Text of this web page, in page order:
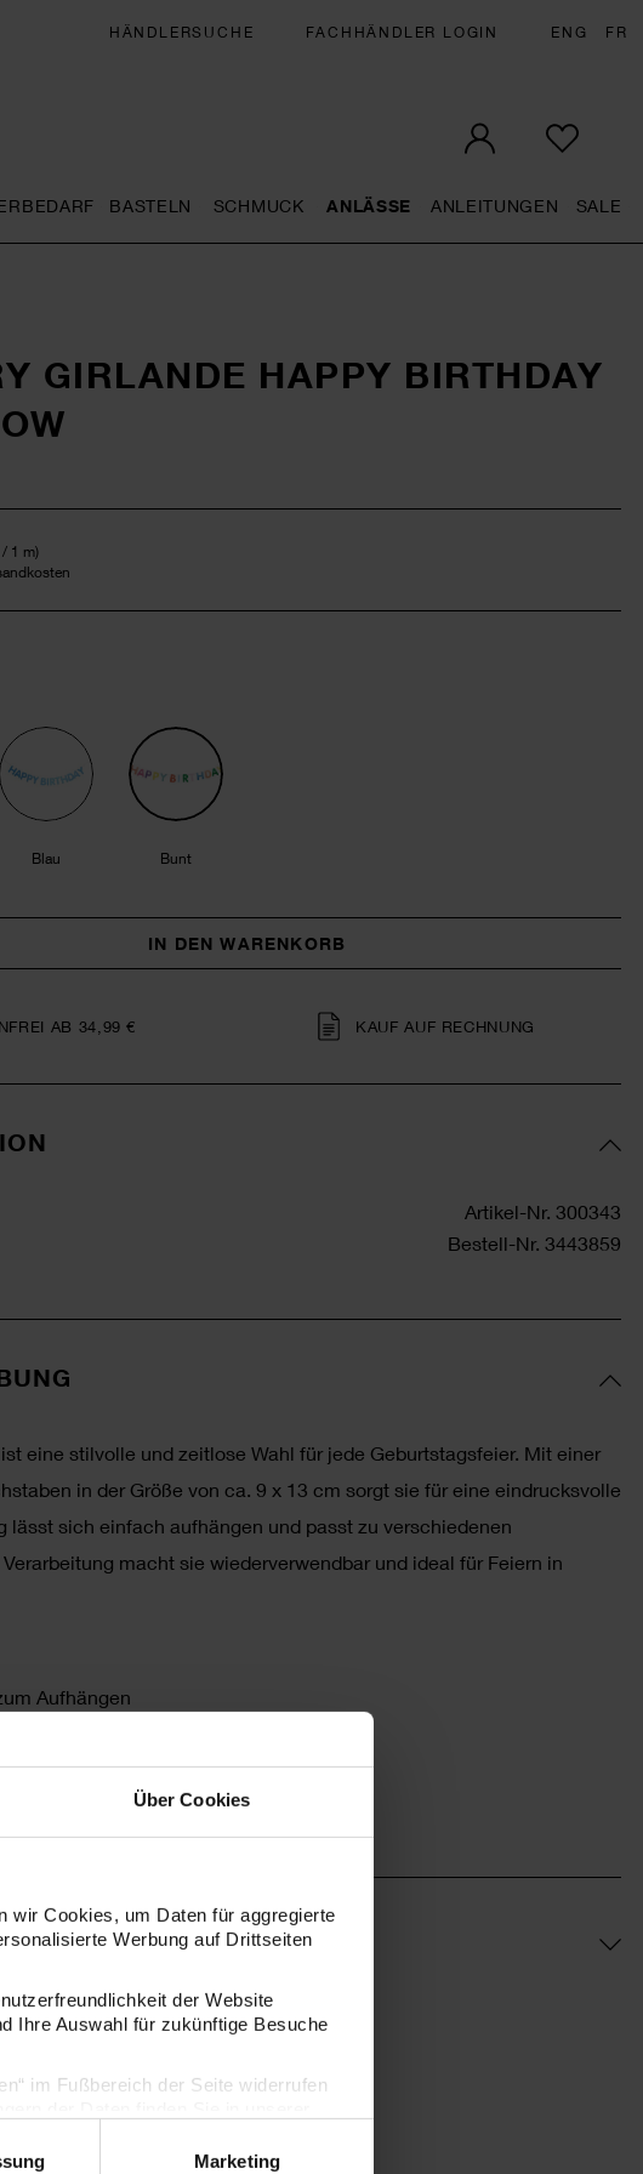
Über Cookies
wir Cookies, um Daten für aggregierte
Werbung auf Drittseiten
der Website
Ihre Auswahl für zukünftige Besuche
im Fußbereich der Seite widerrufen
Marketing
HÄNDLERSUCHE FACHHÄNDLER LOGIN ENG FR
BASTELN SCHMUCK ANLÄSSE ANLEITUNGEN SALE
GIRLANDE HAPPY BIRTHDAY
/ 1 m)
Blau Bunt
IN DEN WARENKORB
AB 34,99 € KAUF AUF RECHNUNG
Artikel-Nr. 300343
Bestell-Nr. 3443859
eine stilvolle und zeitlose Wahl für jede Geburtstagsfeier. Mit einer
in der Größe von ca. 9 x 13 cm sorgt sie für eine eindrucksvolle
lässt sich einfach aufhängen und passt zu verschiedenen
macht sie wiederverwendbar und ideal für Feiern in
Aufhängen